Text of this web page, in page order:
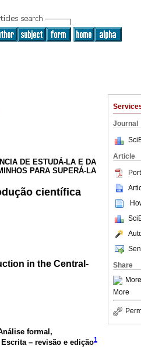
Journal
Article
Share
More
More
DE ESTUDÁ-LA E DA
PARA SUPERÁ-LA
científica
in the Central-
formal,
– revisão e edição1